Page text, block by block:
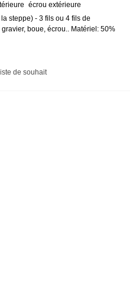
écrou extérieure
steppe) - 3 fils ou 4 fils de
boue, écrou.. Matériel: 50%
de souhait